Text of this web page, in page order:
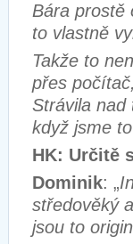
Bára prostě
to vlastně
Takže to
přes
Strávila nad
když jsme
HK: Určitě
Dominik: „
středověký
jsou to